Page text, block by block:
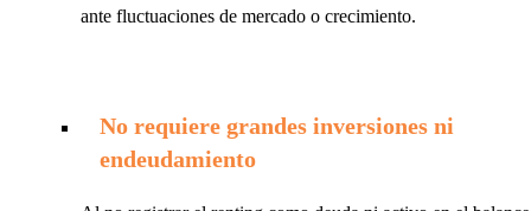
ante fluctuaciones de mercado o crecimiento.
No requiere grandes inversiones ni
endeudamiento